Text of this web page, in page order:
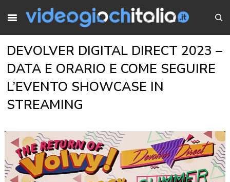
DEVOLVER DIGITAL DIRECT 2023 –
DATA E ORARIO E COME SEGUIRE
L’EVENTO SHOWCASE IN
STREAMING